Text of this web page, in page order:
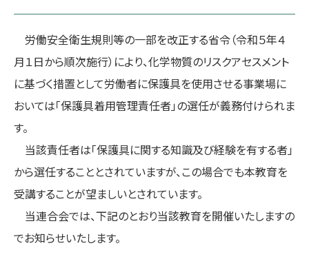
特殊健康診断
保健指導
動力プレス機械検査
法人について
採用情報
お問い合わせ
アクセス
労働安全衛生規則等の一部を改正する省令（令和５年４
月１日から順次施行）により、化学物質のリスクアセスメント
に基づく措置として労働者に保護具を使用させる事業場に
おいては「保護具着用管理責任者」の選任が義務付けられま
す。
当該責任者は「保護具に関する知識及び経験を有する者」
から選任することとされていますが、この場合でも本教育を
受講することが望ましいとされています。
当連合会では、下記のとおり当該教育を開催いたしますの
でお知らせいたします。